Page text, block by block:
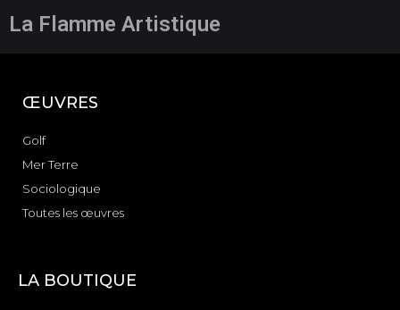
La Flamme Artistique
ŒUVRES
Golf
Mer Terre
Sociologique
Toutes les œuvres
LA BOUTIQUE